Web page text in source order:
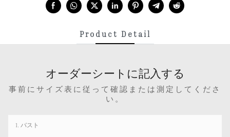
Product Detail
オーダーシートに記入する
事前にサイズ表に従って確認または測定してくださ
い。
1. バスト